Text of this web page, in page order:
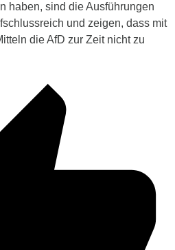
haben, sind die Ausführungen
und zeigen, dass mit
die AfD zur Zeit nicht zu